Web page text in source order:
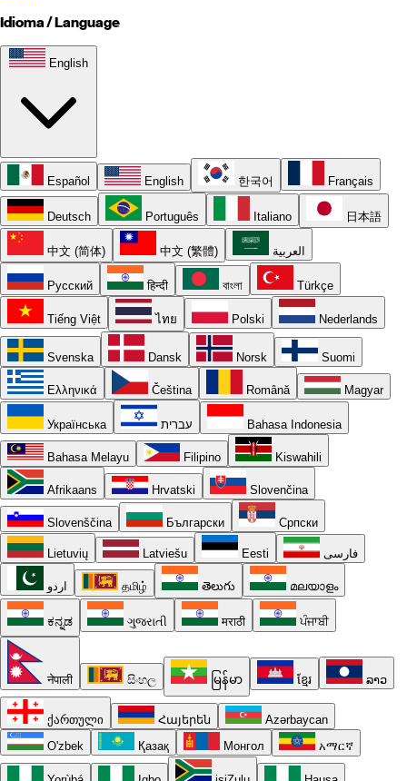
Idioma / Language
English
Español English 한국어 Français
Deutsch Português Italiano 日本語
中文 (简体) 中文 (繁體) العربية
Русский हिन्दी বাংলা Türkçe
Tiếng Việt ไทย Polski Nederlands
Svenska Dansk Norsk Suomi
Ελληνικά Čeština Română Magyar
Українська עברית Bahasa Indonesia
Bahasa Melayu Filipino Kiswahili
Afrikaans Hrvatski Slovenčina
Slovenščina Български Српски
Lietuvių Latviešu Eesti فارسی
اردو தமிழ் తెలుగు മലയാളം
ಕನ್ನಡ ગુજરાતી मराठी ਪੰਜਾਬੀ
नेपाली සිංහල မြန်မာ ខ្មែរ ລາວ
ქართული Հայերեն
Azərbaycan
O'zbek
Қазақ Монгол አማርኛ